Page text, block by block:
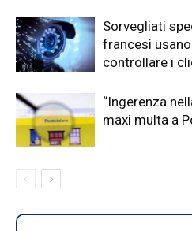
Sorvegliati
francesi
controllare i
“Ingerenza
maxi multa a